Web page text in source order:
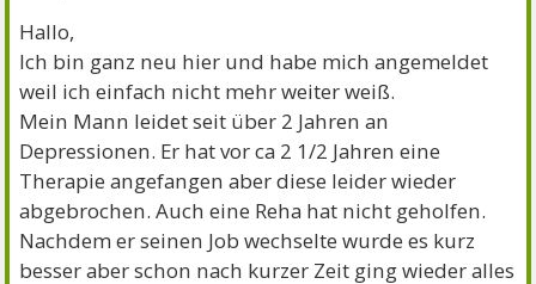
Hallo,
Ich bin ganz neu hier und habe mich angemeldet
weil ich einfach nicht mehr weiter weiß.
Mein Mann leidet seit über 2 Jahren an
Depressionen. Er hat vor ca 2 1/2 Jahren eine
Therapie angefangen aber diese leider wieder
abgebrochen. Auch eine Reha hat nicht geholfen.
Nachdem er seinen Job wechselte wurde es kurz
besser aber schon nach kurzer Zeit ging wieder alles